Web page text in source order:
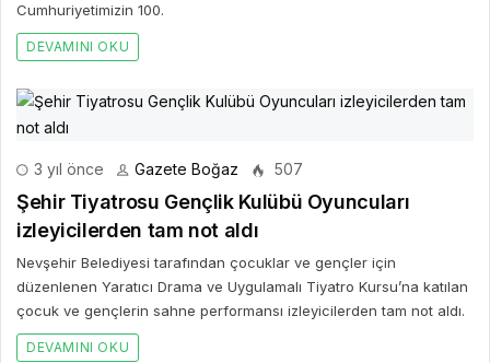
Cumhuriyetimizin 100.
DEVAMINI OKU
3 yıl önce Gazete Boğaz 507
Şehir Tiyatrosu Gençlik Kulübü Oyuncuları
izleyicilerden tam not aldı
Nevşehir Belediyesi tarafından çocuklar ve gençler için
düzenlenen Yaratıcı Drama ve Uygulamalı Tiyatro Kursu’na katılan
çocuk ve gençlerin sahne performansı izleyicilerden tam not aldı.
DEVAMINI OKU